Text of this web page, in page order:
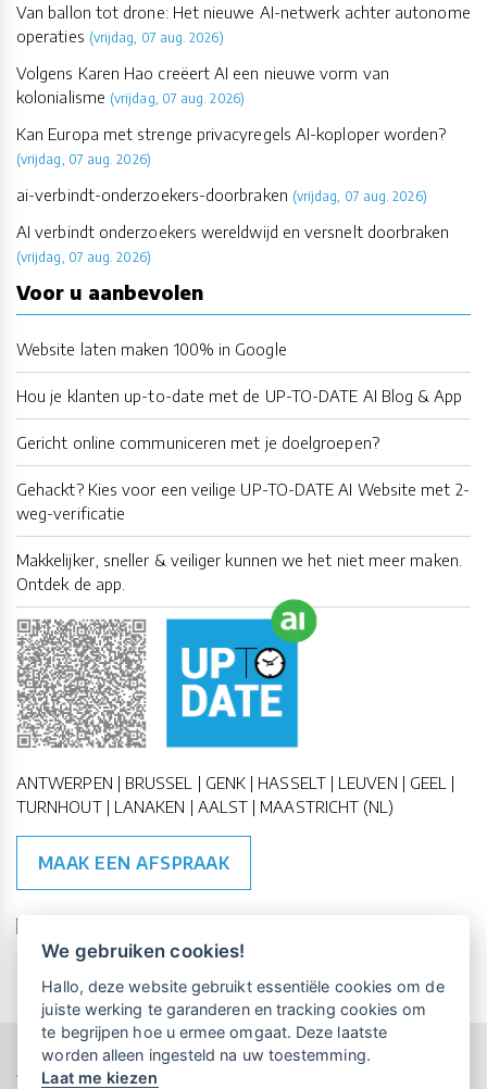
Van ballon tot drone: Het nieuwe AI-netwerk achter autonome
operaties (vrijdag, 07 aug. 2026)
Volgens Karen Hao creëert AI een nieuwe vorm van
kolonialisme (vrijdag, 07 aug. 2026)
Kan Europa met strenge privacyregels AI-koploper worden?
(vrijdag, 07 aug. 2026)
ai-verbindt-onderzoekers-doorbraken (vrijdag, 07 aug. 2026)
AI verbindt onderzoekers wereldwijd en versnelt doorbraken
(vrijdag, 07 aug. 2026)
Voor u aanbevolen
Website laten maken 100% in Google
Hou je klanten up-to-date met de UP-TO-DATE AI Blog & App
Gericht online communiceren met je doelgroepen?
Gehackt? Kies voor een veilige UP-TO-DATE AI Website met 2-
weg-verificatie
Makkelijker, sneller & veiliger kunnen we het niet meer maken.
Ontdek de app.
ANTWERPEN | BRUSSEL | GENK | HASSELT | LEUVEN | GEEL |
TURNHOUT | LANAKEN | AALST | MAASTRICHT (NL)
MAAK EEN AFSPRAAK
🇪🇺 🇧🇪
Copyright All Rights Reserved © 2015-2026 UP-TO-DATE
WebDesign
We gebruiken cookies!
Hallo, deze website gebruikt essentiële cookies om de
juiste werking te garanderen en tracking cookies om
te begrijpen hoe u ermee omgaat. Deze laatste
worden alleen ingesteld na uw toestemming.
Laat me kiezen
Vrijblijvende kennismaking?Boek
een persoonlijke demo.
Maandelijks gratis opleidingen